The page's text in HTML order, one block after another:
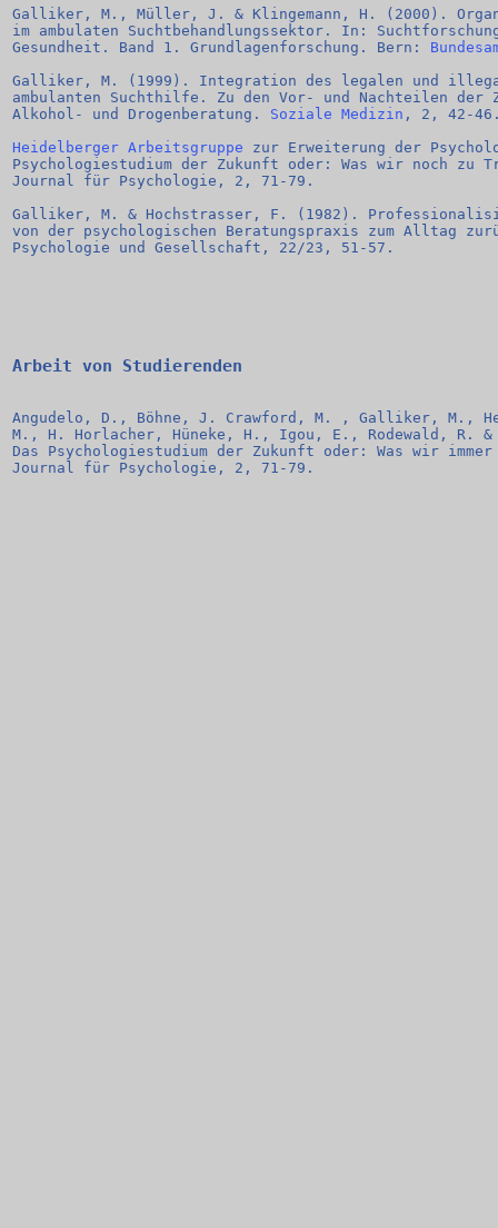
Galliker, M., Müller, J. & Klingemann, H. (2000).
im ambulaten Suchtbehandlungssektor. In:
Gesundheit. Band 1. Grundlagenforschung. Bern:
Galliker, M. (1999). Integration des legalen und
ambulanten Suchthilfe. Zu den Vor- und Nachteilen der
Alkohol- und Drogenberatung. Soziale Medizin , 2, 42-
Heidelberger Arbeitsgruppe zur Erweiterung der
Psychologiestudium der Zukunft oder: Was wir noch zu
Journal für Psychologie, 2, 71-79.
Galliker, M. & Hochstrasser, F. (1982).
von der psychologischen Beratungspraxis zum Alltag
Psychologie und Gesellschaft, 22/23, 51-57.
Arbeit von Studierenden
Angudelo, D., Böhne, J. Crawford, M. , Galliker, M.,
M., H. Horlacher, Hüneke, H., Igou, E., Rodewald, R.
Das Psychologiestudium der Zukunft oder: Was wir
Journal für Psychologie, 2, 71-79.